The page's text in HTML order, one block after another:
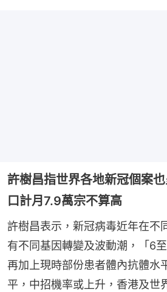
許樹昌指世界各地新冠個案
口計月7.9萬宗不算高
許樹昌表示，新冠病毒近年在不
有不同基因轉變及波動潮，「6
再加上現時部份患者體內抗體水
平，中招機率或上升，香港及世